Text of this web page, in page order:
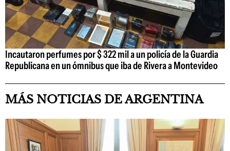
Incautaron perfumes por $ 322 mil a un policía de la Guardia
Republicana en un ómnibus que iba de Rivera a Montevideo
MÁS NOTICIAS DE ARGENTINA